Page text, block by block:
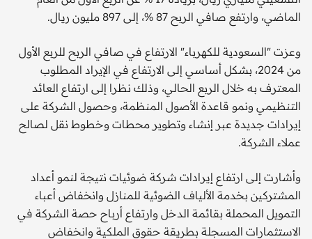
الماضي، وارتفع صافي الربح 87 %، إلى 897 مليون ريال.
وعزت "السعودية للكهرباء" الارتفاع في صافي الربح للربع الأول
من 2024، بشكل أساسي إلى الارتفاع في الإيراد المطلوب
المعترف به خلال الربع الحالي، وذلك نظرا إلى ارتفاع العائد
التنظيمي ونمو قاعدة الأصول المنظمة، وحصول الشركة على
إيرادات جديدة عبر إنشاء وتطوير محطات وخطوط نقل لصالح
عملاء الشركة.
وأشارت إلى ارتفاع إيرادات شركة ضوئيات نتيجة لنمو أعداد
المشتركين بخدمة الألياف الضوئية للمنازل وانخفاض أعباء
التمويل المحملة بقائمة الدخل وارتفاع أرباح حصة الشركة في
الاستثمارات المسجلة بطريقة حقوق الملكية وانخفاض